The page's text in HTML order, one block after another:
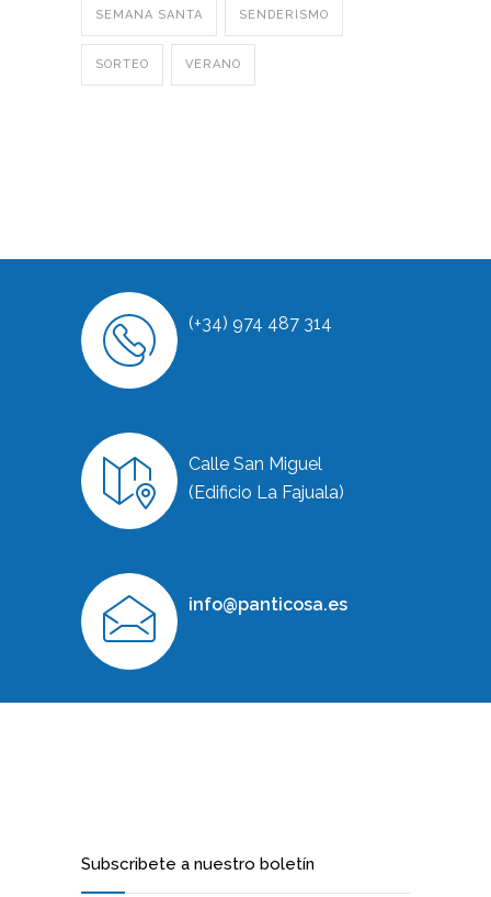
SEMANA SANTA SENDERISMO
SORTEO VERANO
(+34) 974 487 314
Calle San Miguel
(Edificio La Fajuala)
info@panticosa.es
Subscribete a nuestro boletín